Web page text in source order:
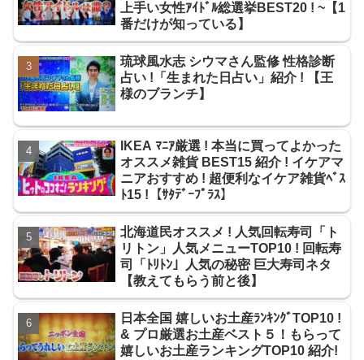
上手い女性ｱｲﾄﾞﾙ総選挙BEST20 ! ~【1
番だけが知っている】
琉球風水志 シウマさん監修 性格診断
占い !「生まれた日占い」紹介 ! 【王
様のブランチ】
IKEA ﾏﾆｱ厳選 ! 本当に買ってよかった
オススメ雑貨 BEST15 紹介 ! イケアマ
ニアおすすめ ! 超便利なイケア雑貨ﾍﾞｽ
ﾄ15 !【ｻﾀﾃﾞｰﾌﾟﾗｽ】
北海道民オススメ ! 人気回転寿司「ト
リトン」人気メニューTOP10 ! 回転寿
司「ﾄﾘﾄﾝ」人気の秘密 巨大寿司ネタ
【教えてもらう前と後】
日本全国 嬉しいお土産ﾗﾝｷﾝｸﾞTOP10 !
& プロ厳選お土産ベスト５！もらって
嬉しいお土産ランキングTOP10 紹介!